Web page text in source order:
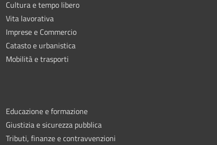
Cultura e tempo libero
Vita lavorativa
Imprese e Commercio
Catasto e urbanistica
Mobilità e trasporti
Educazione e formazione
Giustizia e sicurezza pubblica
Tributi, finanze e contravvenzioni